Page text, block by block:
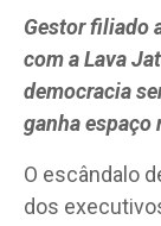
Gestor filiado
com a Lava
democracia
ganha espaço
O escândalo
dos